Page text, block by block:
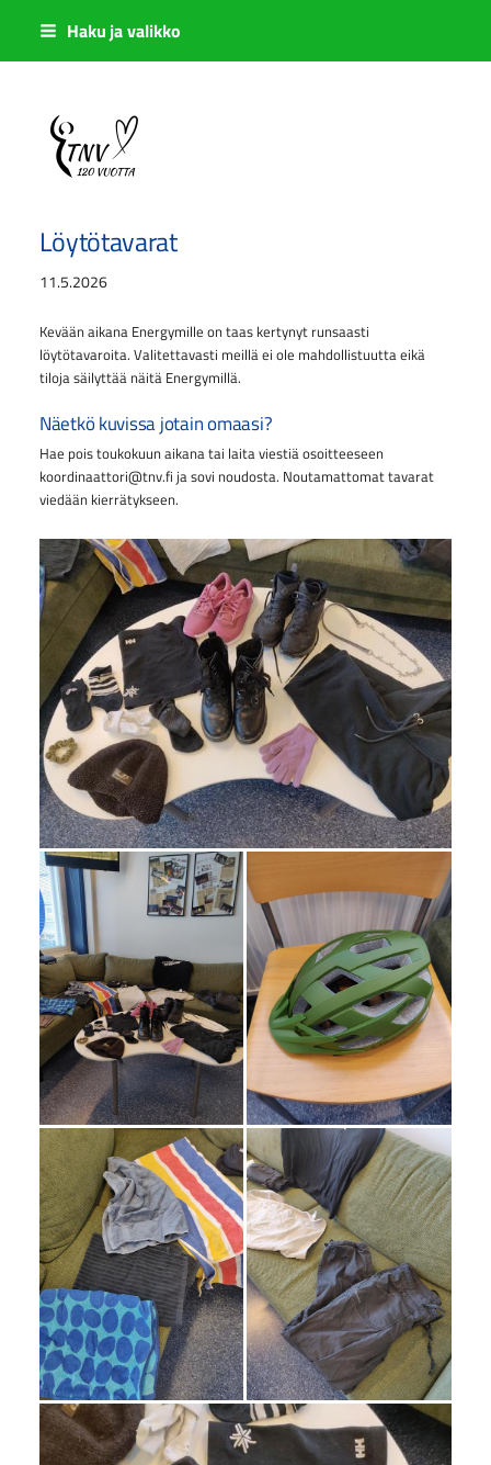
Siirry
sisältöön
Haku ja valikko
Sivuston etusivulle
Löytötavarat
11.5.2026
Kevään aikana Energymille on taas kertynyt runsaasti
löytötavaroita. Valitettavasti meillä ei ole mahdollistuutta eikä
tiloja säilyttää näitä Energymillä.
Näetkö kuvissa jotain omaasi?
Hae pois toukokuun aikana tai laita viestiä osoitteeseen
koordinaattori@tnv.fi ja sovi noudosta. Noutamattomat tavarat
viedään kierrätykseen.